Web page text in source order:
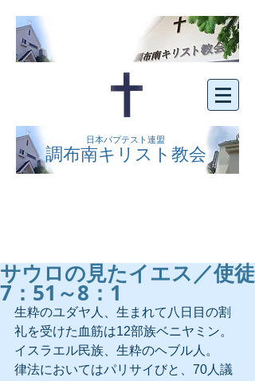
日本バプテスト連盟
調布南キリスト教会
サウロの見たイエス／使徒
7：51～8：1
生粋のユダヤ人、生まれて八日目の割
礼を受けた血筋は12部族ベニヤミン。
イスラエル民族、生粋のヘブル人。
律法においてはパリサイびと、70人議